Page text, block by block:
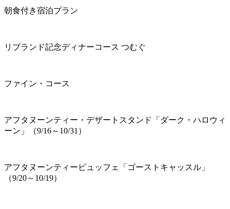
朝食付き宿泊プラン
リブランド記念ディナーコース つむぐ
ファイン・コース
アフタヌーンティー・デザートスタンド「ダーク・ハロウィ
ーン」（9/16～10/31）
アフタヌーンティービュッフェ「ゴーストキャッスル」
（9/20～10/19）